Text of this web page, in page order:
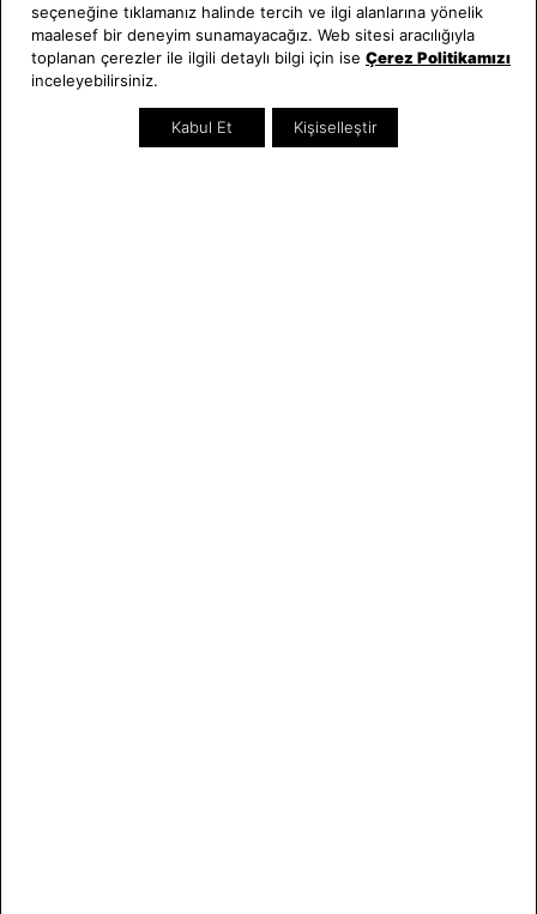
Saat ve Saat
Hakkımızda
Kategoriler
Erkek Saat
Tüm Ürünler
seçeneğine tıklamanız halinde tercih ve ilgi alanlarına yönelik
maalesef bir deneyim sunamayacağız. Web sitesi aracılığıyla
toplanan çerezler ile ilgili detaylı bilgi için ise Çerez Politikamızı
inceleyebilirsiniz.
Kabul Et Kişiselleştir